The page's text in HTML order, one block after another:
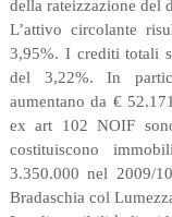
della rateizzazione del
L’attivo circolante
3,95%. I crediti totali
del 3,22%. In
aumentano da €
ex art 102 NOIF
costituiscono
3.350.000 nel 2009/
Bradaschia col